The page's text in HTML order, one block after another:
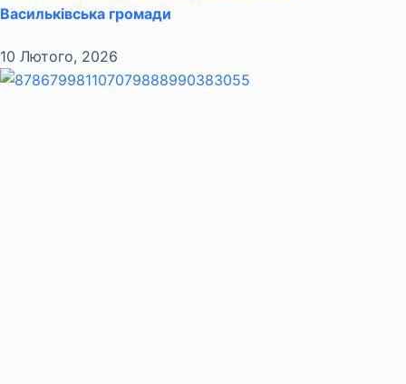
Васильківська громади
10 Лютого, 2026